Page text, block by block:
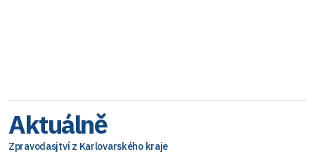
Aktuálně
Zpravodasjtví z Karlovarského kraje